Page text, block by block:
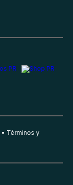
Términos y